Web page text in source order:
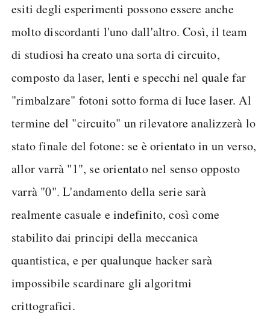
esiti degli esperimenti possono essere anche
molto discordanti l'uno dall'altro. Così, il team
di studiosi ha creato una sorta di circuito,
composto da laser, lenti e specchi nel quale far
"rimbalzare" fotoni sotto forma di luce laser. Al
termine del "circuito" un rilevatore analizzerà lo
stato finale del fotone: se è orientato in un verso,
allor varrà "1", se orientato nel senso opposto
varrà "0". L'andamento della serie sarà
realmente casuale e indefinito, così come
stabilito dai principi della meccanica
quantistica, e per qualunque hacker sarà
impossibile scardinare gli algoritmi
crittografici.